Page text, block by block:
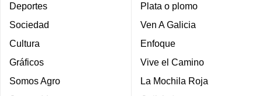
Deportes
Sociedad
Cultura
Gráficos
Somos Agro
Plata o plomo
Ven A Galicia
Enfoque
Vive el Camino
La Mochila Roja